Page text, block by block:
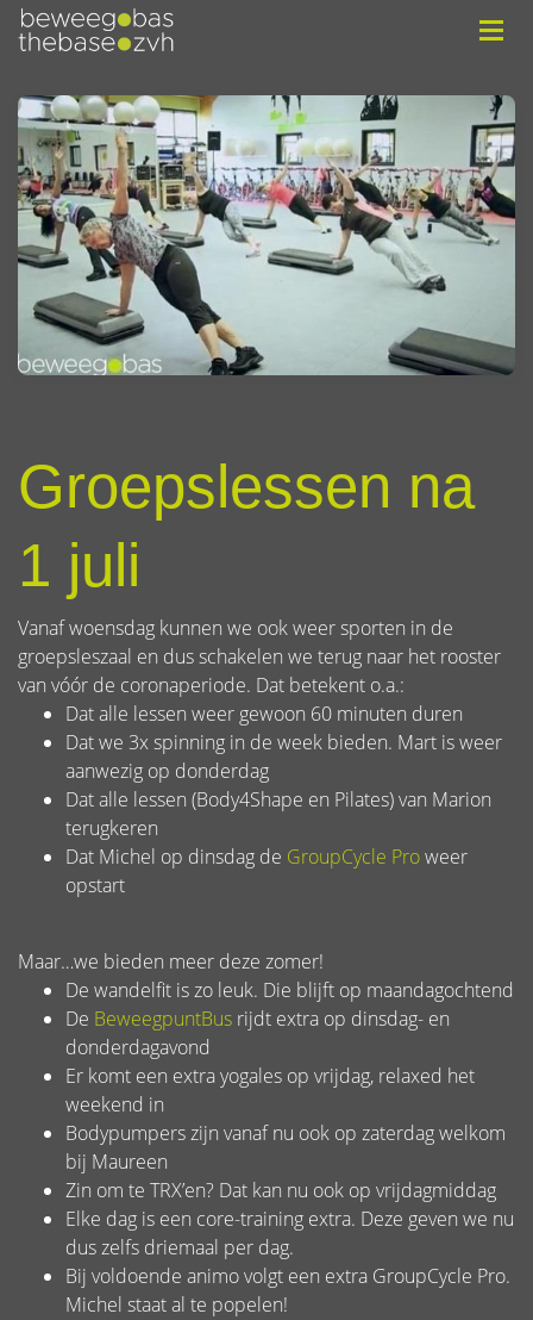
Groepslessen na
1 juli
Vanaf woensdag kunnen we ook weer sporten in de
groepsleszaal en dus schakelen we terug naar het rooster
van vóór de coronaperiode. Dat betekent o.a.:
Dat alle lessen weer gewoon 60 minuten duren
Dat we 3x spinning in de week bieden. Mart is weer
aanwezig op donderdag
Dat alle lessen (Body4Shape en Pilates) van Marion
terugkeren
Dat Michel op dinsdag de GroupCycle Proweer
opstart
Maar…we bieden meer deze zomer!
De wandelfit is zo leuk. Die blijft op maandagochtend
De BeweegpuntBus rijdt extra op dinsdag- en
donderdagavond
Er komt een extra yogales op vrijdag, relaxed het
weekend in
Bodypumpers zijn vanaf nu ook op zaterdag welkom
bij Maureen
Zin om te TRX’en? Dat kan nu ook op vrijdagmiddag
Elke dag is een core-training extra. Deze geven we nu
dus zelfs driemaal per dag.
Bij voldoende animo volgt een extra GroupCycle Pro.
Michel staat al te popelen!